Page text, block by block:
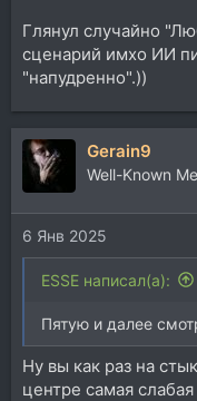
Глянул случайно
сценарий имхо ИИ
"напудренно".))
Gerain9
Well-Known
6 Янв 2025
ESSE написал(а):
Пятую и далее
Ну вы как раз на
центре самая